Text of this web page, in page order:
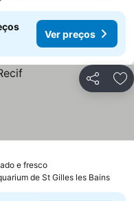
Ver preços
Partilhar
e fresco
de St Gilles les Bains